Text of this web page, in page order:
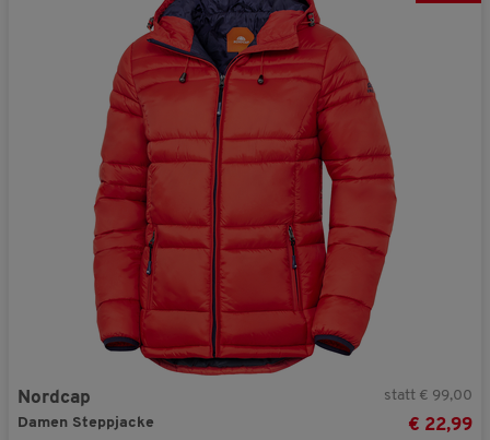
Nordcap
Damen Steppjacke
statt € 99,00
€ 22,99